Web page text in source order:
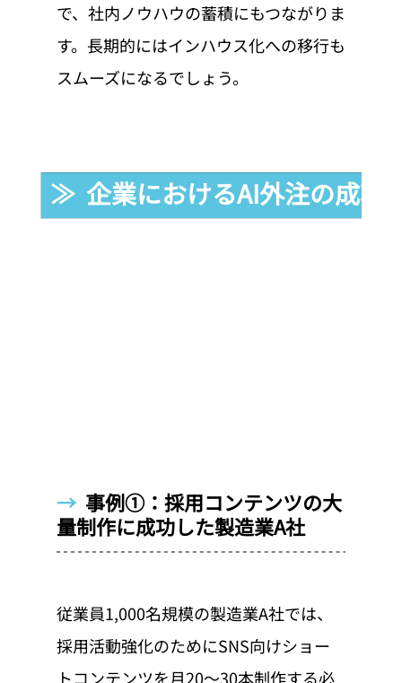
で、社内ノウハウの蓄積にもつながりま
す。長期的にはインハウス化への移行も
スムーズになるでしょう。
≫  企業におけるAI外注の成功
→ 事例①：採用コンテンツの大
量制作に成功した製造業A社
従業員1,000名規模の製造業A社では、
採用活動強化のためにSNS向けショー
トコンテンツを月20〜30本制作する必